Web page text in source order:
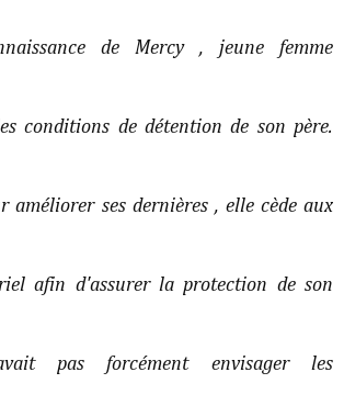
de Mercy , jeune femme
conditions de détention de son père.
améliorer ses dernières , elle cède aux
afin d'assurer la protection de son
pas forcément envisager les